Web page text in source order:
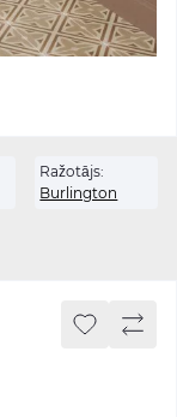
Ražotājs:
Burlington